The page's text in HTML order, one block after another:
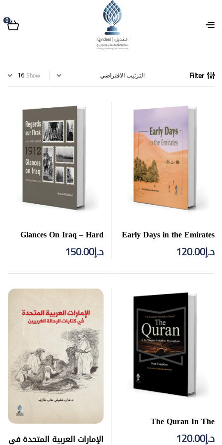
0
Filter
Show
Early Days in the Emirates
– Hard Cover
د.إ120.00
Glances On Iraq – Hard
Cover
د.إ150.00
The Quran In The
Mingana Collection – Hard
د.إ120.00 الإمارات العربية المتحدة في